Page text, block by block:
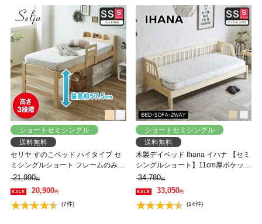
ショートセミシングル
送料無料
セリヤ すのこベッド ハイタイプ セ
ミシングルショート フレームのみ
木製 棚付き 高さ調節可能 サイドガ
ード付き コンセント 【大型家具配
送】
21,990円
20,900円
(7件)
ショートセミシングル
送料無料
木製デイベッド Ihana イハナ 【セミ
シングルショート】11cm厚ポケット
コイルマットレスセット すのこベッ
ド ベンチソファ ソファベッド 【大
型家具配送】
34,780円
33,050円
(14件)